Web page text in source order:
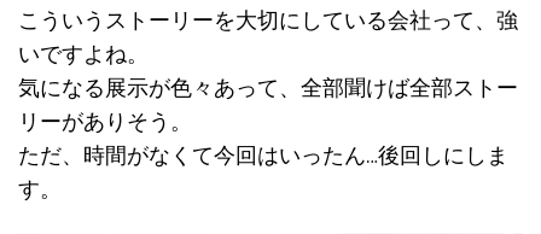
こういうストーリーを大切にしている会社って、強
いですよね。
気になる展示が色々あって、全部聞けば全部ストー
リーがありそう。
ただ、時間がなくて今回はいったん…後回しにしま
す。